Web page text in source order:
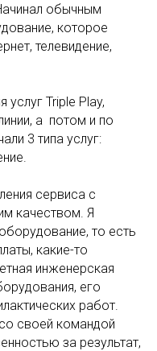
обычным
которое
телевидение,
услуг Triple Play,
а потом и по
3 типа услуг:
сервиса с
качеством. Я
то есть
какие-то
инженерская
его
работ.
своей командой
за результат,